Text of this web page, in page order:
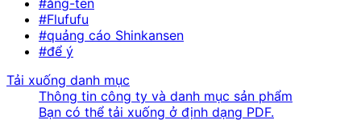
#ăng-ten
#Flufufu
#quảng cáo Shinkansen
#để ý
Tải xuống danh mục
Thông tin công ty và danh mục sản phẩm
Bạn có thể tải xuống ở định dạng PDF.